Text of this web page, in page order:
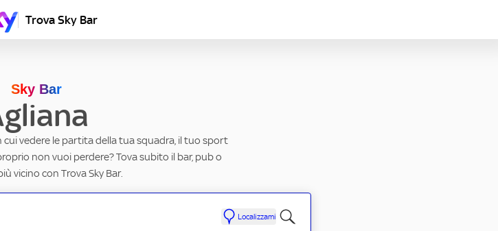
Trova Sky Bar
Sky Bar
cui vedere le partita della tua squadra, il tuo sport
non vuoi perdere? Tova subito il bar, pub o
vicino con Trova Sky Bar.
Localizzami